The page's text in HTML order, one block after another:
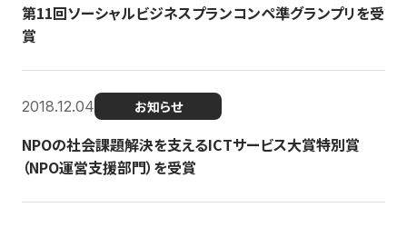
第11回ソーシャルビジネスプランコンペ準グランプリを受
賞
2018.12.04 お知らせ
NPOの社会課題解決を支えるICTサービス大賞特別賞
（NPO運営支援部門）を受賞